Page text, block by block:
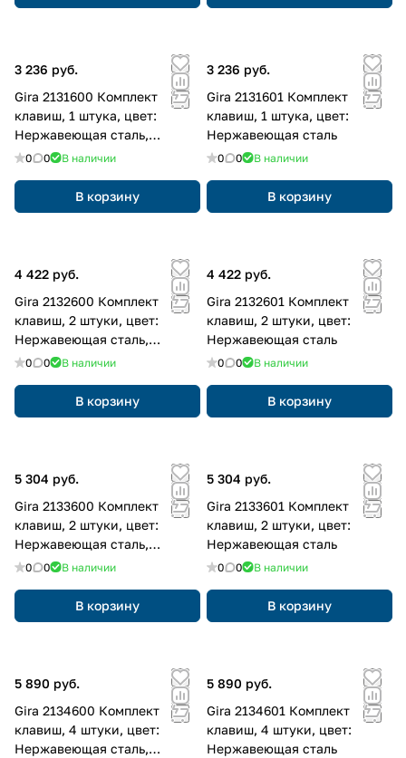
3 236 руб.
Gira 2131600 Комплект
клавиш, 1 штука, цвет:
Нержавеющая сталь,
оттенок: Прозрачный
0 0 В наличии
В корзину
3 236 руб.
Gira 2131601 Комплект
клавиш, 1 штука, цвет:
Нержавеющая сталь
0 0 В наличии
В корзину
4 422 руб.
Gira 2132600 Комплект
клавиш, 2 штуки, цвет:
Нержавеющая сталь,
оттенок: Прозрачный
0 0 В наличии
В корзину
4 422 руб.
Gira 2132601 Комплект
клавиш, 2 штуки, цвет:
Нержавеющая сталь
0 0 В наличии
В корзину
5 304 руб.
Gira 2133600 Комплект
клавиш, 2 штуки, цвет:
Нержавеющая сталь,
оттенок: Прозрачный
0 0 В наличии
В корзину
5 304 руб.
Gira 2133601 Комплект
клавиш, 2 штуки, цвет:
Нержавеющая сталь
0 0 В наличии
В корзину
5 890 руб.
Gira 2134600 Комплект
клавиш, 4 штуки, цвет:
Нержавеющая сталь,
5 890 руб.
Gira 2134601 Комплект
клавиш, 4 штуки, цвет:
Нержавеющая сталь